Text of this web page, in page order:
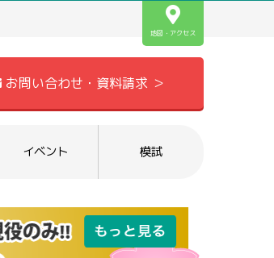
地図・アクセス
お問い合わせ・資料請求 ＞
イベント 模試